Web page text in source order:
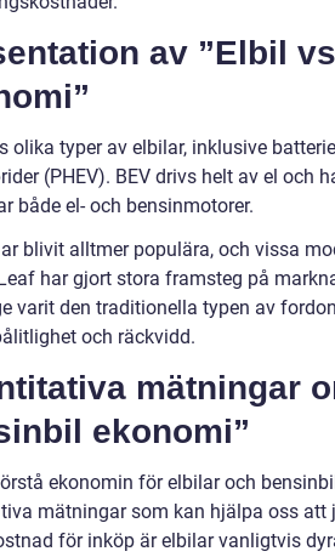
av ”Elbil
olika typer av elbilar, inklusive
(PHEV). BEV drivs helt av el och
både el- och bensinmotorer.
blivit alltmer populära, och vissa
har gjort stora framsteg på
varit den traditionella typen av
och räckvidd.
mätningar
ekonomi”
ekonomin för elbilar och
mätningar som kan hjälpa oss att
för inköp är elbilar vanligtvis